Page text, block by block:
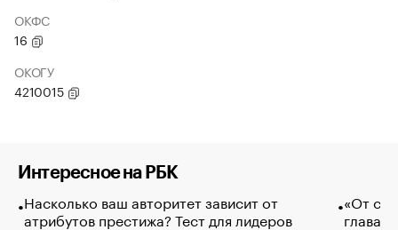
ОКФС
16
ОКОГУ
4210015
Интересное на РБК
Насколько ваш авторитет зависит от
атрибутов престижа? Тест для лидеров
«От
глава